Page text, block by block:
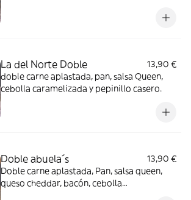
La del Norte Doble
13,90 €
doble carne aplastada, pan, salsa Queen,
cebolla caramelizada y pepinillo casero.
Doble abuela´s
13,90 €
Doble carne aplastada, Pan, salsa queen,
queso cheddar, bacón, cebolla